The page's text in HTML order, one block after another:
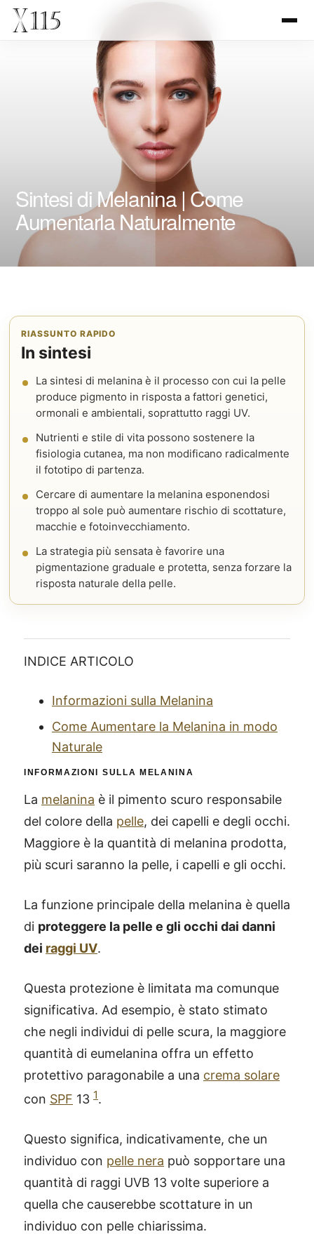
Sintesi di Melanina | Come
Aumentarla Naturalmente
RIASSUNTO RAPIDO
In sintesi
La sintesi di melanina è il processo con cui la pelle
produce pigmento in risposta a fattori genetici,
ormonali e ambientali, soprattutto raggi UV.
Nutrienti e stile di vita possono sostenere la
fisiologia cutanea, ma non modificano radicalmente
il fototipo di partenza.
Cercare di aumentare la melanina esponendosi
troppo al sole può aumentare rischio di scottature,
macchie e fotoinvecchiamento.
La strategia più sensata è favorire una
pigmentazione graduale e protetta, senza forzare la
risposta naturale della pelle.
INDICE ARTICOLO
Informazioni sulla Melanina
Come Aumentare la Melanina in modo
Naturale
INFORMAZIONI SULLA MELANINA
La melanina è il pimento scuro responsabile
del colore della pelle, dei capelli e degli occhi.
Maggiore è la quantità di melanina prodotta,
più scuri saranno la pelle, i capelli e gli occhi.
La funzione principale della melanina è quella
di proteggere la pelle e gli occhi dai danni
dei raggi UV.
Questa protezione è limitata ma comunque
significativa. Ad esempio, è stato stimato
che negli individui di pelle scura, la maggiore
quantità di eumelanina offra un effetto
protettivo paragonabile a una crema solare
con SPF 13 1.
Questo significa, indicativamente, che un
individuo con pelle nera può sopportare una
quantità di raggi UVB 13 volte superiore a
quella che causerebbe scottature in un
individuo con pelle chiarissima.